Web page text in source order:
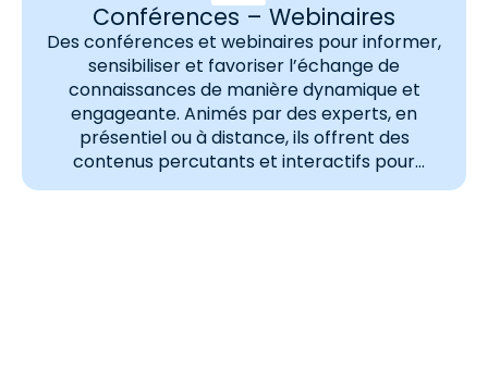
Conférences – Webinaires
Des conférences et webinaires pour informer,
sensibiliser et favoriser l’échange de
connaissances de manière dynamique et
engageante. Animés par des experts, en
présentiel ou à distance, ils offrent des
contenus percutants et interactifs pour
captiver votre audience. Les bénéfices clés de